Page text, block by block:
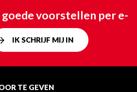
voorstellen per e-
IK SCHRIJF MIJ IN
TE GEVEN